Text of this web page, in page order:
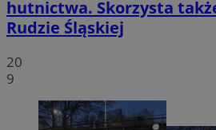
hutnictwa. Skorzysta
Rudzie Śląskiej
20
9